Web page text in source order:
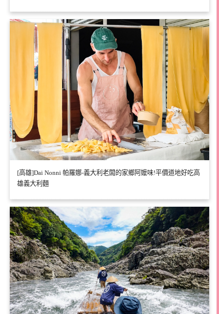
[高雄]Dai Nonni 帕羅娜-義大利老闆的家鄉阿嬤味!平價道地好吃高
雄義大利麵